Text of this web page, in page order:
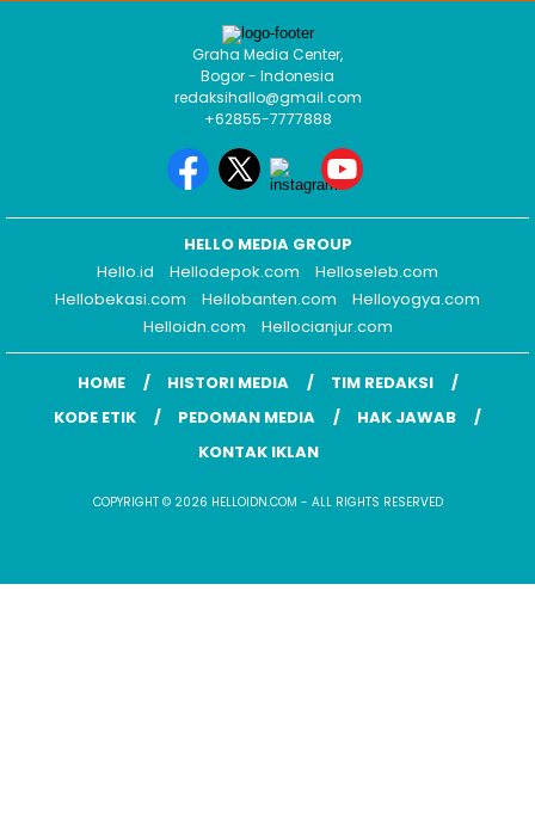
Graha Media Center,
Bogor - Indonesia
redaksihallo@gmail.com
+62855-7777888
HELLO MEDIA GROUP
Hello.id
Hellodepok.com
Helloseleb.com
Hellobekasi.com
Hellobanten.com
Helloyogya.com
Helloidn.com
Hellocianjur.com
HOME HISTORI MEDIA
TIM REDAKSI
KODE ETIK
PEDOMAN MEDIA
HAK JAWAB
KONTAK IKLAN
COPYRIGHT © 2026 HELLOIDN.COM - ALL RIGHTS RESERVED